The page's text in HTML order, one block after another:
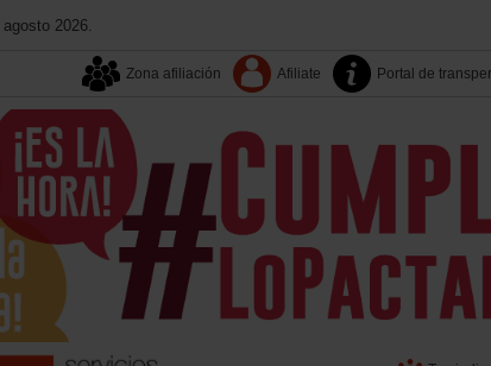
agosto 2026.
Zona afiliación Afiliate Portal de